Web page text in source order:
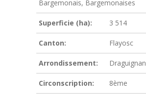
Bargemonais, Bargemonaises
Superficie (ha): 3 514
Canton: Flayosc
Arrondissement: Draguignan
Circonscription: 8ème